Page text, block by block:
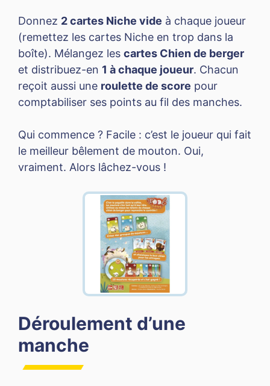
Donnez 2 cartes Niche vide à chaque joueur
(remettez les cartes Niche en trop dans la
boîte). Mélangez les cartes Chien de berger
et distribuez-en 1 à chaque joueur. Chacun
reçoit aussi une roulette de score pour
comptabiliser ses points au fil des manches.
Qui commence ? Facile : c’est le joueur qui fait
le meilleur bêlement de mouton. Oui,
vraiment. Alors lâchez-vous !
Déroulement d’une
manche